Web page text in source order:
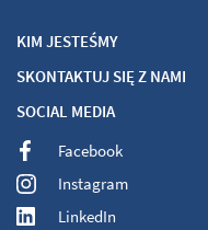
KIM JESTEŚMY
SKONTAKTUJ SIĘ Z NAMI
SOCIAL MEDIA
Facebook
Instagram
LinkedIn